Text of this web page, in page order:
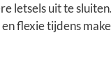
letsels uit te
flexie tijdens